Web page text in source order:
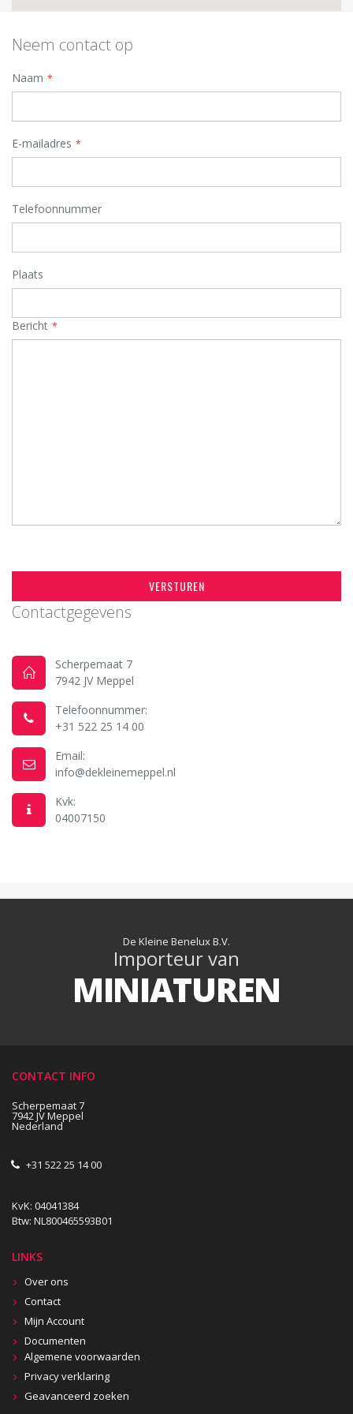
Neem contact op
Naam
E-mailadres
Telefoonnummer
Plaats
Bericht
VERSTUREN
Contactgegevens
Scherpemaat 7
7942 JV Meppel
Telefoonnummer:
+31 522 25 14 00
Email:
info@dekleinemeppel.nl
Kvk:
04007150
De Kleine Benelux B.V.
Importeur van
MINIATUREN
CONTACT INFO
Scherpemaat 7
7942 JV Meppel
Nederland
+31 522 25 14 00
KvK: 04041384
Btw: NL800465593B01
LINKS
Over ons
Contact
Mijn Account
Documenten
Algemene voorwaarden
Privacy verklaring
Geavanceerd zoeken